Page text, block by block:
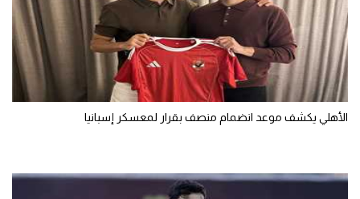
الأهلي يكشف موعد انضمام منصف بقرار لمعسكر إسبانيا